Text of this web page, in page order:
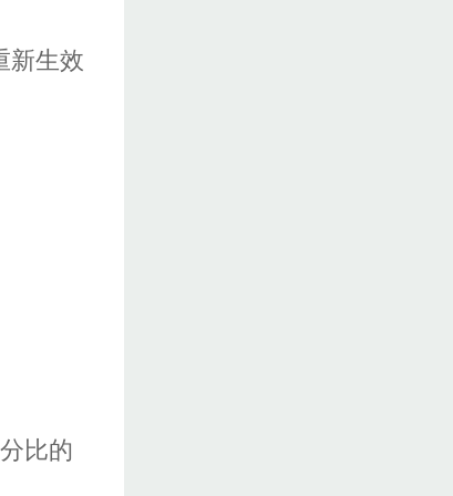
新生效
比的